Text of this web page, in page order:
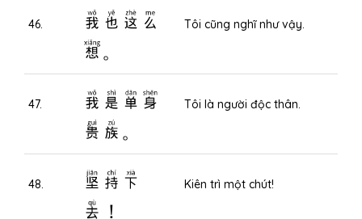
46.
我也这么
想。
Tôi cũng nghĩ như vậy.
47.
我是单身
贵族。
Tôi là người độc thân.
48.
坚持下
去！
Kiên trì một chút!